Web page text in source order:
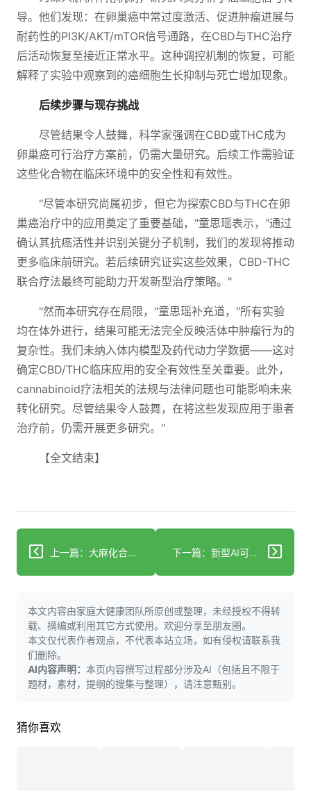
导。他们发现：在卵巢癌中常过度激活、促进肿瘤进展与
耐药性的PI3K/AKT/mTOR信号通路，在CBD与THC治疗
后活动恢复至接近正常水平。这种调控机制的恢复，可能
解释了实验中观察到的癌细胞生长抑制与死亡增加现象。
后续步骤与现存挑战
尽管结果令人鼓舞，科学家强调在CBD或THC成为
卵巢癌可行治疗方案前，仍需大量研究。后续工作需验证
这些化合物在临床环境中的安全性和有效性。
"尽管本研究尚属初步，但它为探索CBD与THC在卵
巢癌治疗中的应用奠定了重要基础，"童思瑶表示，"通过
确认其抗癌活性并识别关键分子机制，我们的发现将推动
更多临床前研究。若后续研究证实这些效果，CBD-THC
联合疗法最终可能助力开发新型治疗策略。"
"然而本研究存在局限，"童思瑶补充道，"所有实验
均在体外进行，结果可能无法完全反映活体中肿瘤行为的
复杂性。我们未纳入体内模型及药代动力学数据——这对
确定CBD/THC临床应用的安全有效性至关重要。此外，
cannabinoid疗法相关的法规与法律问题也可能影响未来
转化研究。尽管结果令人鼓舞，在将这些发现应用于患者
治疗前，仍需开展更多研究。"
【全文结束】
上一篇：大麻化合物为卵巢癌治疗带来新希望 下一篇：新型AI可预测你的DNA可能引发的疾病
本文内容由家庭大健康团队所原创或整理，未经授权不得转
载、摘编或利用其它方式使用。欢迎分享至朋友圈。
本文仅代表作者观点，不代表本站立场，如有侵权请联系我
们删除。
AI内容声明： 本页内容撰写过程部分涉及AI（包括且不限于
题材，素材，提纲的搜集与整理），请注意甄别。
猜你喜欢